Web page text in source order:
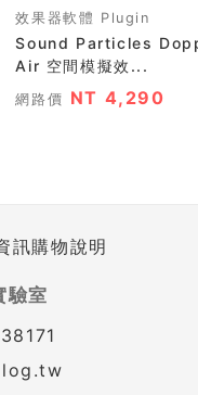
效果器軟體 Plugin
Sound Particles
Air 空間模擬效...
網路價 NT 4,290
訊購物說明
驗室